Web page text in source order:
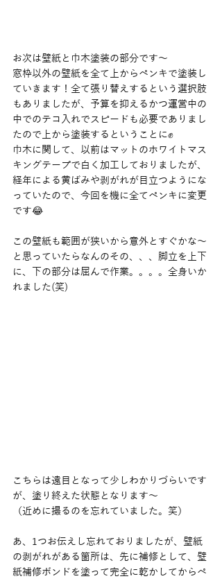
お次は壁紙と巾木塗装の部分です〜
窓枠以外の壁紙を全て上からペンキで塗装し
ていきます！全て張り替えするという選択肢
もありましたが、予算を抑えるかつ運営中の
中でのテコ入れでスピードも必要でありまし
たので上から塗装するということに✊
巾木に関して、以前はマットのホワイトマス
キングテープで白く加工しておりましたが、
経年による黄ばみや剥がれが目立つようにな
っていたので、今回を機に全てペンキに変更
です😂
この壁紙も範囲が狭いから意外とすぐかな〜
と思っていたらなんのその、、、脚立を上下
に、下の部分は屈んで作業。。。。全身いか
れました(笑)
こちらは遠目となって少しわかりづらいです
が、塗り終えた状態となります〜
（近めに撮るのを忘れていました。笑）
あ、1つお伝えし忘れておりましたが、壁紙
の剥がれがある箇所は、先に補修として、壁
紙補修ボンドを塗って完全に乾かしてからペ